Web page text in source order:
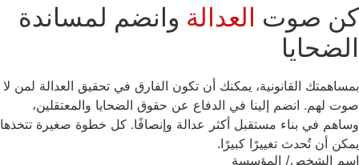
كن صوت العدالة وانضم لمساندة
الضحايا
بمساهمتك القانونية، يمكنك أن تكون الفارق في تحقيق العدالة لمن لا
صوت لهم. انضم إلينا في الدفاع عن حقوق الضحايا والمعتقلين،
وساهم في بناء مستقبل أكثر عدالة وإنصافًا. كل خطوة صغيرة تتخذها
يمكن أن تُحدث تغييرًا كبيرًا.
اسم الشخص/ المؤسسة